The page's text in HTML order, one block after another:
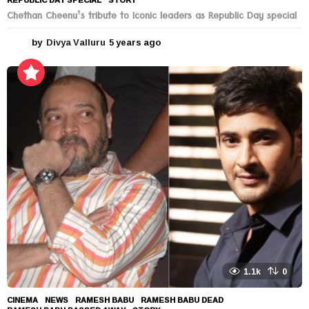
Chethan Cheenu’s tribute to Iconic leaders as Republic Day special
by Divya Valluru 5 years ago
e
s
a
1.1k 0
CINEMA ,NEWS RAMESH BABU ,RAMESH BABU DEAD